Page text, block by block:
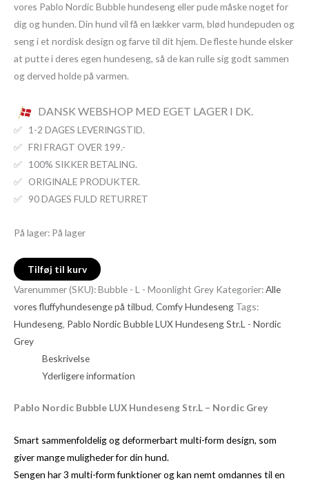
vores Pablo Nordic Bubble hundeseng eller pude måske noget for
dig og hunden. Din hund vil få en lækker varm, blød hundepuden og
seng i et nordisk design og farve til dit hjem. De fleste hunde elsker
at putte i deres egen hundeseng, så de kan rulle sig godt sammen
og derved holde på varmen.
DANSK WEBSHOP MED EGET LAGER I DK.
✅ 1-2 DAGES LEVERINGSTID.
✅ FRI FRAGT OVER 199.-
✅ 100% SIKKER BETALING.
✅ ORIGINALE PRODUKTER.
✅ 90 DAGES FULD RETURRET
På lager: På lager
Tilføj til kurv
Varenummer (SKU):Bubble - L - Moonlight Grey Kategorier:Alle
vores fluffyhundesenge på tilbud, Comfy Hundeseng Tags:
Hundeseng, Pablo Nordic Bubble LUX Hundeseng Str.L - Nordic
Grey
Beskrivelse
Yderligere information
Pablo Nordic Bubble LUX Hundeseng Str.L – Nordic Grey
Smart sammenfoldelig og deformerbart multi-form design, som
giver mange muligheder for din hund.
Sengen har 3 multi-form funktioner og kan nemt omdannes til en